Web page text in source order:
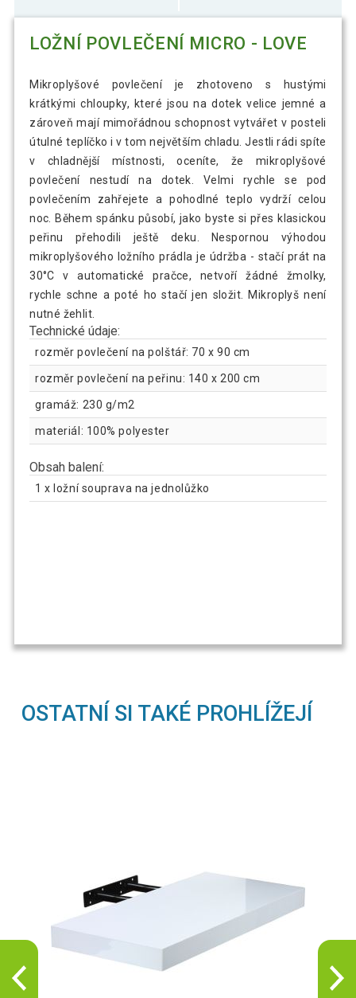
LOŽNÍ POVLEČENÍ MICRO - LOVE
Mikroplyšové povlečení je zhotoveno s hustými
krátkými chloupky, které jsou na dotek velice jemné a
zároveň mají mimořádnou schopnost vytvářet v posteli
útulné teplíčko i v tom největším chladu. Jestli rádi spíte
v chladnější místnosti, oceníte, že mikroplyšové
povlečení nestudí na dotek. Velmi rychle se pod
povlečením zahřejete a pohodlné teplo vydrží celou
noc. Během spánku působí, jako byste si přes klasickou
peřinu přehodili ještě deku. Nespornou výhodou
mikroplyšového ložního prádla je údržba - stačí prát na
30°C v automatické pračce, netvoří žádné žmolky,
rychle schne a poté ho stačí jen složit. Mikroplyš není
nutné žehlit.
Technické údaje:
rozměr povlečení na polštář: 70 x 90 cm
rozměr povlečení na peřinu: 140 x 200 cm
gramáž: 230 g/m2
materiál: 100% polyester
Obsah balení:
1 x ložní souprava na jednolůžko
OSTATNÍ SI TAKÉ PROHLÍŽEJÍ